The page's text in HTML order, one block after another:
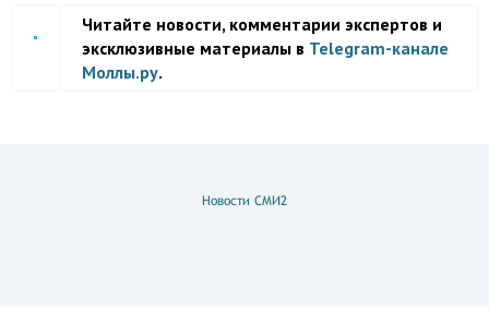
Читайте новости, комментарии экспертов и
эксклюзивные материалы в Telegram-канале
Моллы.ру.
Новости СМИ2